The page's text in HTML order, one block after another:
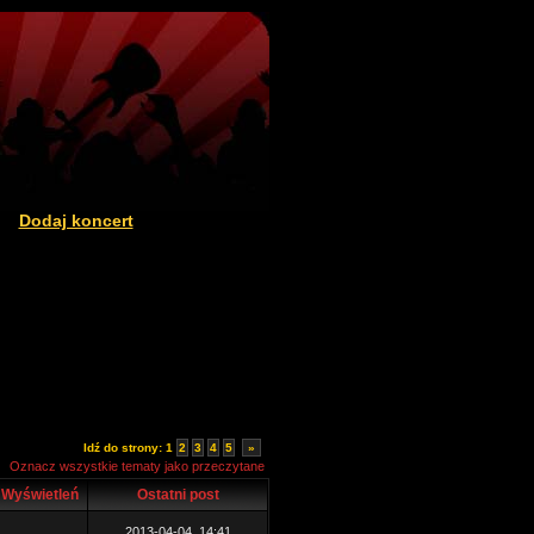
Dodaj koncert
Idź do strony: 1 2 3 4 5 »
Oznacz wszystkie tematy jako przeczytane
Ostatni post